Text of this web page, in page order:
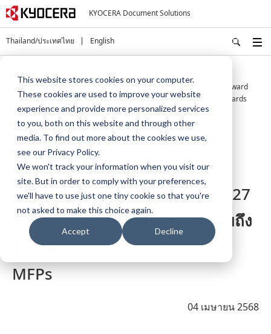
This website stores cookies on your computer.
These cookies are used to improve your website
experience and provide more personalized services
to you, both on this website and through other
media. To find out more about the cookies we use,
see our Privacy Policy.
We won't track your information when you visit our
site. But in order to comply with your preferences,
we'll have to use just one tiny cookie so that you're
not asked to make this choice again.
Accept Decline
KYOCERA Document Solutions
Thailand/ประเทศไทย English
Kyocera Document Solutions ชนะรางวัล Most Reliable A3 Brand Award
ประจำปี 2025-2027 จาก Keypoint Intelligence รวมถึงรางวัล Pick Awards
สำหรับ A4 MFPs
Kyocera Document Solutions
ชนะรางวัล Most Reliable A3
Brand Award ประจำปี 2025-2027
จาก Keypoint Intelligence รวมถึง
รางวัล Pick Awards สำหรับ A4
MFPs
04 เมษายน 2568